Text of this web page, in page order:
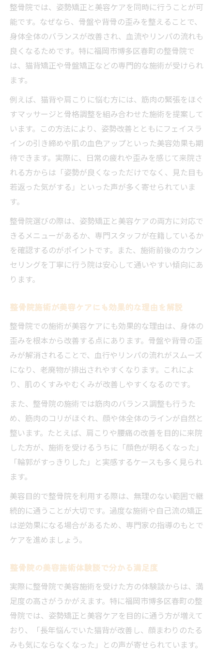
整骨院では、姿勢矯正と美容ケアを同時に行うことが可
能です。なぜなら、骨盤や背骨の歪みを整えることで、
身体全体のバランスが改善され、血流やリンパの流れも
良くなるためです。特に福岡市博多区春町の整骨院で
は、猫背矯正や骨盤矯正などの専門的な施術が受けられ
ます。
例えば、猫背や肩こりに悩む方には、筋肉の緊張をほぐ
すマッサージと骨格調整を組み合わせた施術を提案して
います。この方法により、姿勢改善とともにフェイスラ
インの引き締めや肌の血色アップといった美容効果も期
待できます。実際に、日常の疲れや歪みを感じて来院さ
れる方からは「姿勢が良くなっただけでなく、見た目も
若返った気がする」といった声が多く寄せられていま
す。
整骨院選びの際は、姿勢矯正と美容ケアの両方に対応で
きるメニューがあるか、専門スタッフが在籍しているか
を確認するのがポイントです。また、施術前後のカウン
セリングを丁寧に行う院は安心して通いやすい傾向にあ
ります。
整骨院施術が美容ケアにも効果的な理由を解説
整骨院での施術が美容ケアにも効果的な理由は、身体の
歪みを根本から改善する点にあります。骨盤や背骨の歪
みが解消されることで、血行やリンパの流れがスムーズ
になり、老廃物が排出されやすくなります。これによ
り、肌のくすみやむくみが改善しやすくなるのです。
また、整骨院の施術では筋肉のバランス調整も行うた
め、筋肉のコリがほぐれ、顔や体全体のラインが自然と
整います。たとえば、肩こりや腰痛の改善を目的に来院
した方が、施術を受けるうちに「顔色が明るくなった」
「輪郭がすっきりした」と実感するケースも多く見られ
ます。
美容目的で整骨院を利用する際は、無理のない範囲で継
続的に通うことが大切です。過度な施術や自己流の矯正
は逆効果になる場合があるため、専門家の指導のもとで
ケアを進めましょう。
整骨院の美容施術体験談で分かる満足度
実際に整骨院で美容施術を受けた方の体験談からは、満
足度の高さがうかがえます。特に福岡市博多区春町の整
骨院では、姿勢矯正と美容ケアを目的に通う方が増えて
おり、「長年悩んでいた猫背が改善し、顔まわりのたる
みも気にならなくなった」との声が寄せられています。